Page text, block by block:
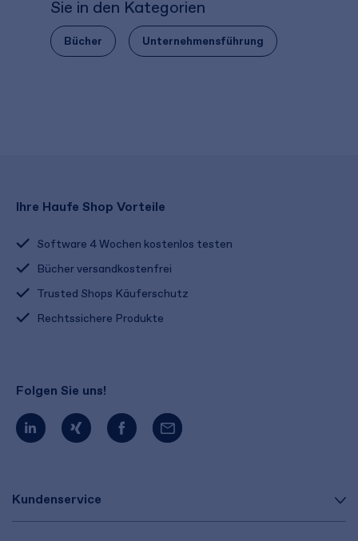
Sie in den Kategorien
Bücher Unternehmensführung
Kundenservice
Ihre Haufe Shop Vorteile
Software 4 Wochen kostenlos testen
Bücher versandkostenfrei
Trusted Shops Käuferschutz
Rechtssichere Produkte
Folgen Sie uns!